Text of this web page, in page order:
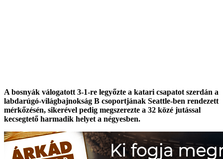
A bosnyák válogatott 3-1-re legyőzte a katari csapatot szerdán a
labdarúgó-világbajnokság B csoportjának Seattle-ben rendezett
mérkőzésén, sikerével pedig megszerezte a 32 közé jutással
kecsegtető harmadik helyet a négyesben.